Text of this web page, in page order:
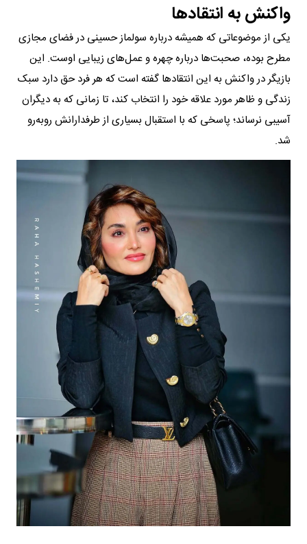
واکنش به انتقادها
یکی از موضوعاتی که همیشه درباره سولماز حسینی در فضای مجازی
مطرح بوده، صحبت‌ها درباره چهره و عمل‌های زیبایی اوست. این
بازیگر در واکنش به این انتقادها گفته است که هر فرد حق دارد سبک
زندگی و ظاهر مورد علاقه خود را انتخاب کند، تا زمانی که به دیگران
آسیبی نرساند؛ پاسخی که با استقبال بسیاری از طرفدارانش روبه‌رو
شد.